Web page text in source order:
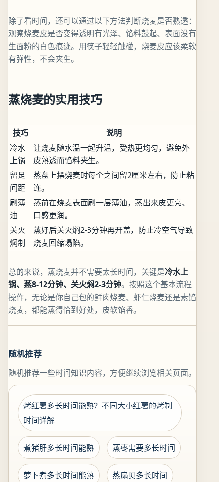
除了看时间，还可以通过以下方法判断烧麦是否熟透：
观察烧麦皮是否变得透明有光泽、馅料鼓起、表面没有
生面粉的白色痕迹。用筷子轻轻触碰，烧麦皮应该柔软
有弹性，不会夹生。
蒸烧麦的实用技巧
技巧
说明
冷水
上锅
让烧麦随水温一起升温，受热更均匀，避免外
皮熟透而馅料夹生。
留足
间距
蒸盘上摆烧麦时每个之间留2厘米左右，防止粘
连。
刷薄
油
蒸前在烧麦表面刷一层薄油，蒸出来皮更亮、
口感更润。
关火
焖制
蒸好后关火焖2-3分钟再开盖，防止冷空气导致
烧麦回缩塌陷。
总的来说，蒸烧麦并不需要太长时间，关键是冷水上
锅、蒸8-12分钟、关火焖2-3分钟。按照这个基本流程
操作，无论是你自己包的鲜肉烧麦、虾仁烧麦还是素馅
烧麦，都能蒸得恰到好处，皮软馅香。
随机推荐
随机推荐一些时间知识内容，方便继续浏览相关页面。
烤红薯多长时间能熟？不同大小红薯的烤制
时间详解
煮猪肝多长时间能熟 蒸枣需要多长时间
萝卜煮多长时间能熟 蒸扇贝多长时间